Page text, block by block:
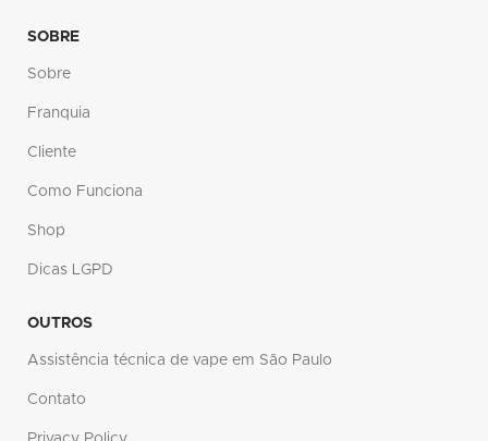
SOBRE
Sobre
Franquia
Cliente
Como Funciona
Shop
Dicas LGPD
OUTROS
Assistência técnica de vape em São Paulo
Contato